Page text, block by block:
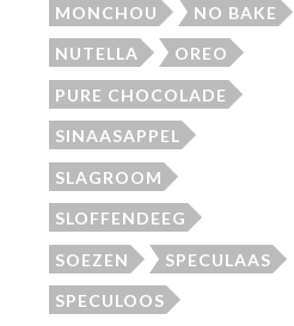
MONCHOU NO BAKE
NUTELLA OREO
PURE CHOCOLADE
SINAASAPPEL
SLAGROOM
SLOFFENDEEG
SOEZEN SPECULAAS
SPECULOOS